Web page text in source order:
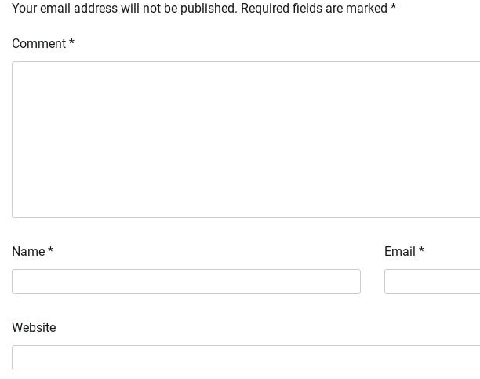
Your email address will not be published. Required fields are marked *
Comment *
Name * Email *
Website